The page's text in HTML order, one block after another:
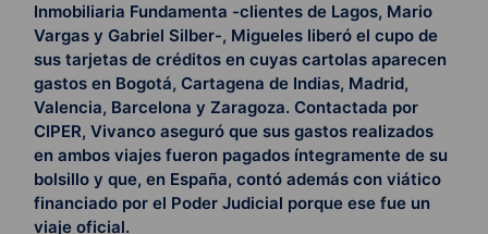
Inmobiliaria Fundamenta -clientes de Lagos, Mario
Vargas y Gabriel Silber-, Migueles liberó el cupo de
sus tarjetas de créditos en cuyas cartolas aparecen
gastos en Bogotá, Cartagena de Indias, Madrid,
Valencia, Barcelona y Zaragoza. Contactada por
CIPER, Vivanco aseguró que sus gastos realizados
en ambos viajes fueron pagados íntegramente de su
bolsillo y que, en España, contó además con viático
financiado por el Poder Judicial porque ese fue un
viaje oficial.